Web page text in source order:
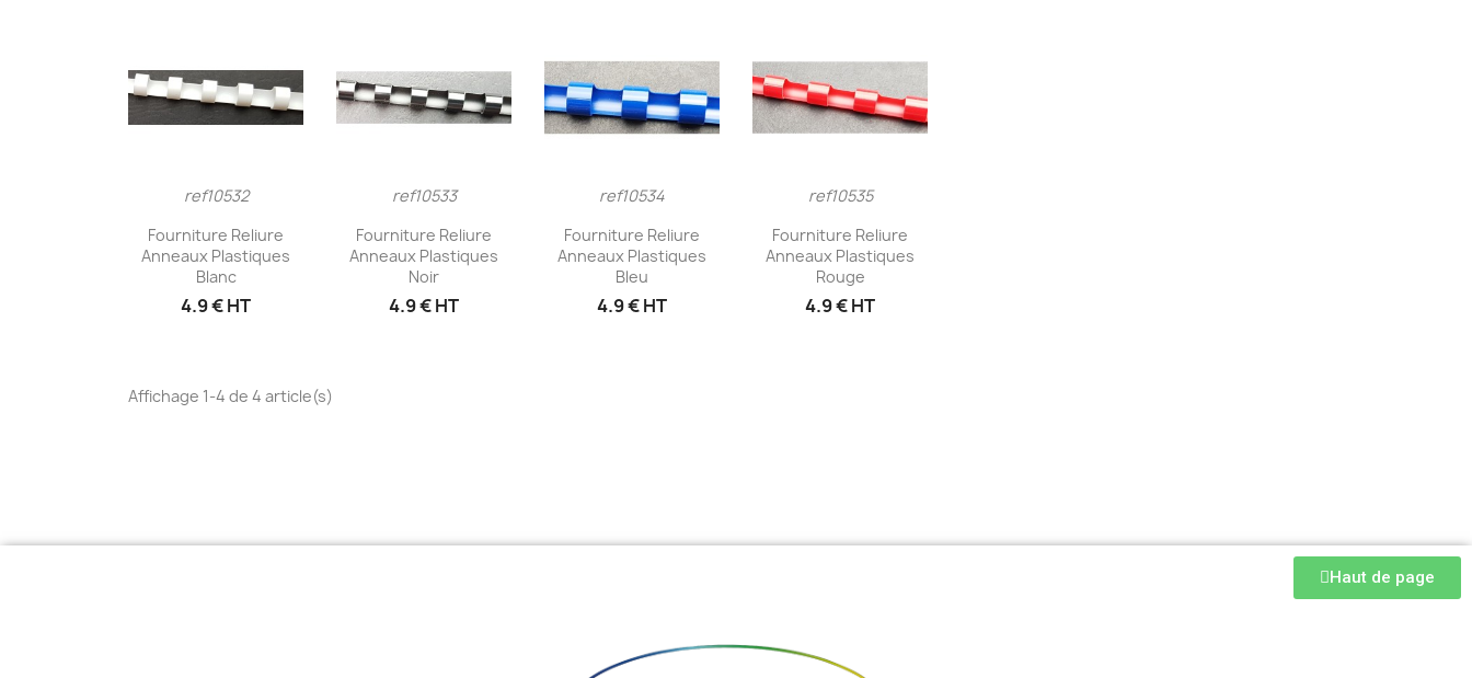
Aperçu rapide
ref10532
Fourniture Reliure
Anneaux Plastiques
Blanc
4.9 € HT
Aperçu rapide
ref10533
Fourniture Reliure
Anneaux Plastiques
Noir
4.9 € HT
Aperçu rapide
ref10534
Fourniture Reliure
Anneaux Plastiques
Bleu
4.9 € HT
Aperçu rapide
ref10535
Fourniture Reliure
Anneaux Plastiques
Rouge
4.9 € HT
Affichage 1-4 de 4 article(s)
Haut de page